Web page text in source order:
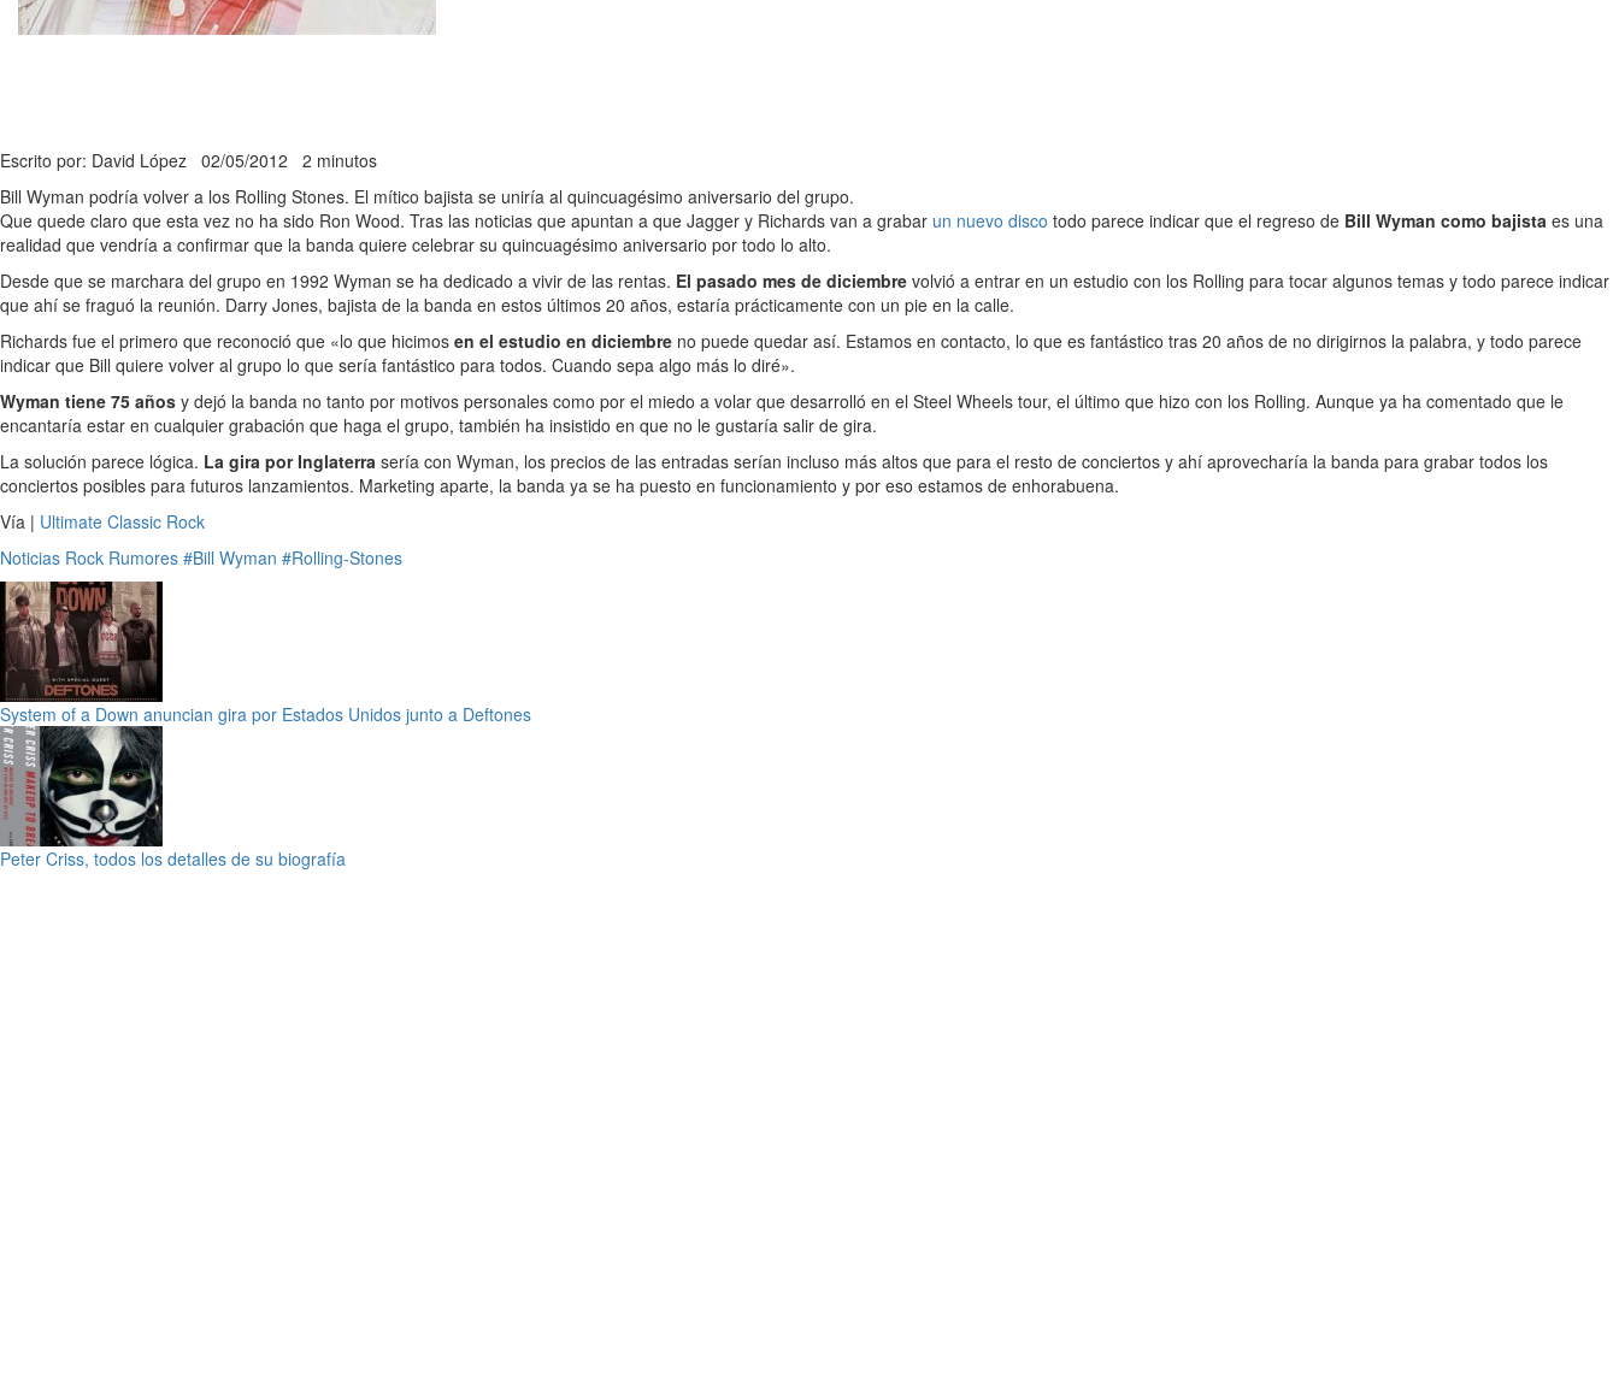
Escrito por: David López 02/05/2012 2 minutos
Bill Wyman podría volver a los Rolling Stones. El mítico bajista se uniría al quincuagésimo aniversario del grupo.
Que quede claro que esta vez no ha sido Ron Wood. Tras las noticias que apuntan a que Jagger y Richards van a grabar un nuevo disco todo parece indicar que el regreso de Bill Wyman como bajista es una
realidad que vendría a confirmar que la banda quiere celebrar su quincuagésimo aniversario por todo lo alto.
Desde que se marchara del grupo en 1992 Wyman se ha dedicado a vivir de las rentas. El pasado mes de diciembre volvió a entrar en un estudio con los Rolling para tocar algunos temas y todo parece indicar
que ahí se fraguó la reunión. Darry Jones, bajista de la banda en estos últimos 20 años, estaría prácticamente con un pie en la calle.
Richards fue el primero que reconoció que «lo que hicimos en el estudio en diciembre no puede quedar así. Estamos en contacto, lo que es fantástico tras 20 años de no dirigirnos la palabra, y todo parece
indicar que Bill quiere volver al grupo lo que sería fantástico para todos. Cuando sepa algo más lo diré».
Wyman tiene 75 años y dejó la banda no tanto por motivos personales como por el miedo a volar que desarrolló en el Steel Wheels tour, el último que hizo con los Rolling. Aunque ya ha comentado que le
encantaría estar en cualquier grabación que haga el grupo, también ha insistido en que no le gustaría salir de gira.
La solución parece lógica. La gira por Inglaterra sería con Wyman, los precios de las entradas serían incluso más altos que para el resto de conciertos y ahí aprovecharía la banda para grabar todos los
conciertos posibles para futuros lanzamientos. Marketing aparte, la banda ya se ha puesto en funcionamiento y por eso estamos de enhorabuena.
Vía | Ultimate Classic Rock
Noticias Rock Rumores #Bill Wyman #Rolling-Stones
System of a Down anuncian gira por Estados Unidos junto a Deftones
Peter Criss, todos los detalles de su biografía